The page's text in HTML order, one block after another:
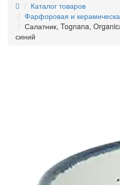
Каталог товаров
Фарфоровая и
Салатник, Tognana,
синий